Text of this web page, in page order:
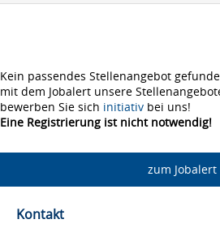
Kein passendes Stellenangebot
mit dem Jobalert unsere
bewerben Sie sich initiativ bei uns!
Eine Registrierung ist nicht notwendig!
zum Jobalert
Kontakt